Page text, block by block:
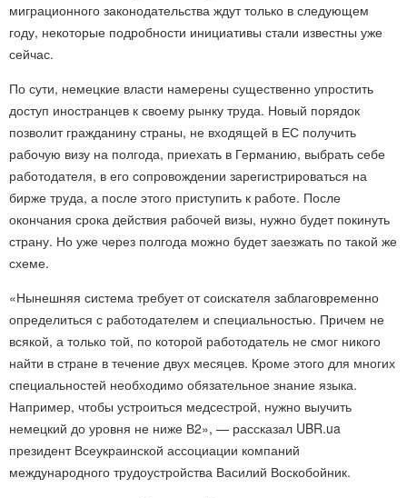
миграционного законодательства ждут только в следующем
году, некоторые подробности инициативы стали известны уже
сейчас.
По сути, немецкие власти намерены существенно упростить
доступ иностранцев к своему рынку труда. Новый порядок
позволит гражданину страны, не входящей в ЕС получить
рабочую визу на полгода, приехать в Германию, выбрать себе
работодателя, в его сопровождении зарегистрироваться на
бирже труда, а после этого приступить к работе. После
окончания срока действия рабочей визы, нужно будет покинуть
страну. Но уже через полгода можно будет заезжать по такой же
схеме.
«Нынешняя система требует от соискателя заблаговременно
определиться с работодателем и специальностью. Причем не
всякой, а только той, по которой работодатель не смог никого
найти в стране в течение двух месяцев. Кроме этого для многих
специальностей необходимо обязательное знание языка.
Например, чтобы устроиться медсестрой, нужно выучить
немецкий до уровня не ниже В2», — рассказал UBR.ua
президент Всеукраинской ассоциации компаний
международного трудоустройства Василий Воскобойник.